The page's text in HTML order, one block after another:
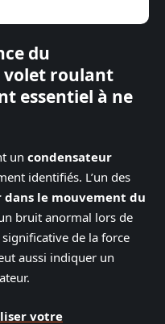
du
volet roulant
essentiel à ne
un condensateur
identifiés. L’un des
le mouvement du
bruit anormal lors de
de la force
aussi indiquer un
votre